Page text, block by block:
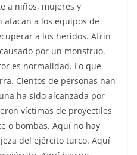
a niños, mujeres y
a los equipos de
a los heridos. Afrin
por un monstruo.
es normalidad. Lo que
Cientos de personas han
ha sido alcanzada por
víctimas de proyectiles
o bombas. Aquí no hay
del ejército turco. Aquí